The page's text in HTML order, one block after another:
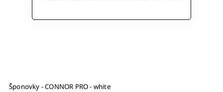
Šponovky - CONNOR PRO - white